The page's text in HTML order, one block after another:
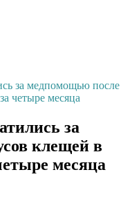
за медпомощью после
четыре месяца
за
клещей в
месяца